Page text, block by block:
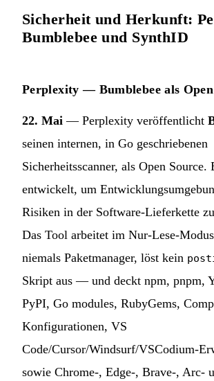
Sicherheit und Herkunft:
Bumblebee und SynthID
Perplexity — Bumblebee als
22. Mai — Perplexity veröffentlicht
seinen internen, in Go geschriebenen
Sicherheitsscanner, als Open Source.
entwickelt, um
Risiken in der Software-Lieferkette
Das Tool arbeitet im Nur-Lese-
niemals Paketmanager, löst kein
Skript aus — und deckt npm, pnpm,
PyPI, Go modules, RubyGems,
Konfigurationen, VS
Code/Cursor/Windsurf/VSCodium-
sowie Chrome-, Edge-, Brave-, Arc-